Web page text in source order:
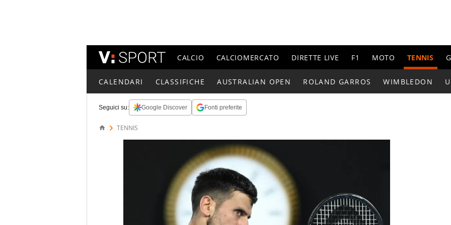
CALCIO CALCIOMERCATO DIRETTE LIVE F1 MOTO TENNIS
CALENDARI CLASSIFICHE AUSTRALIAN OPEN ROLAND GARROS WIMBLEDON
Seguici su: Google Discover Fonti preferite
TENNIS